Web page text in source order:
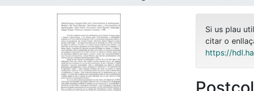
Si us plau
citar o
https://